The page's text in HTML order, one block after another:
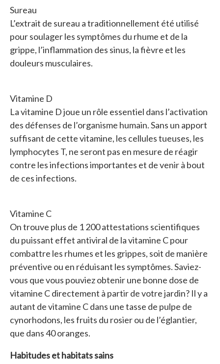
Sureau
L’extrait de sureau a traditionnellement été utilisé
pour soulager les symptômes du rhume et de la
grippe, l’inflammation des sinus, la fièvre et les
douleurs musculaires.
Vitamine D
La vitamine D joue un rôle essentiel dans l’activation
des défenses de l’organisme humain. Sans un apport
suffisant de cette vitamine, les cellules tueuses, les
lymphocytes T, ne seront pas en mesure de réagir
contre les infections importantes et de venir à bout
de ces infections.
Vitamine C
On trouve plus de 1 200 attestations scientifiques
du puissant effet antiviral de la vitamine C pour
combattre les rhumes et les grippes, soit de manière
préventive ou en réduisant les symptômes. Saviez-
vous que vous pouviez obtenir une bonne dose de
vitamine C directement à partir de votre jardin? Il y a
autant de vitamine C dans une tasse de pulpe de
cynorhodons, les fruits du rosier ou de l’églantier,
que dans 40 oranges.
Habitudes et habitats sains